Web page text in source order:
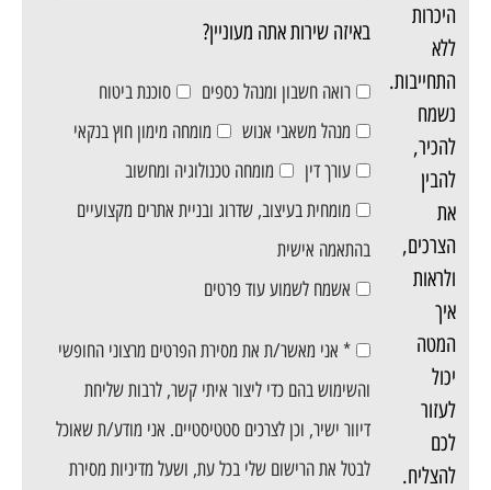
באיזה שירות אתה מעוניין?
רואה חשבון ומנהל כספים
סוכנת ביטוח
מנהל משאבי אנוש
מומחה מימון חוץ בנקאי
עורך דין
מומחה טכנולוגיה ומחשוב
מומחית בעיצוב, שדרוג ובניית אתרים מקצועיים
בהתאמה אישית
אשמח לשמוע עוד פרטים
* אני מאשר/ת את מסירת הפרטים מרצוני החופשי
והשימוש בהם כדי ליצור איתי קשר, לרבות שליחת
דיוור ישיר, וכן לצרכים סטטיסטיים. אני מודע/ת שאוכל
לבטל את הרישום שלי בכל עת, ושעל מדיניות מסירת
היכרות
ללא
התחייבות.
נשמח
להכיר,
להבין
את
הצרכים,
ולראות
איך
המטה
יכול
לעזור
לכם
להצליח.